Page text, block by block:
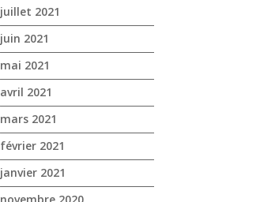
juillet 2021
juin 2021
mai 2021
avril 2021
mars 2021
février 2021
janvier 2021